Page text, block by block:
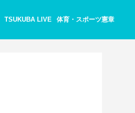
TSUKUBA LIVE 体育・スポーツ憲章